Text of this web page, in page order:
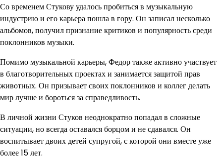
Со временем Стукову удалось пробиться в музыкальную
индустрию и его карьера пошла в гору. Он записал несколько
альбомов, получил признание критиков и популярность среди
поклонников музыки.
Помимо музыкальной карьеры, Федор также активно участвует
в благотворительных проектах и занимается защитой прав
животных. Он призывает своих поклонников и коллег делать
мир лучше и бороться за справедливость.
В личной жизни Стуков неоднократно попадал в сложные
ситуации, но всегда оставался борцом и не сдавался. Он
воспитывает двоих детей супругой, с которой они вместе уже
более 15 лет.